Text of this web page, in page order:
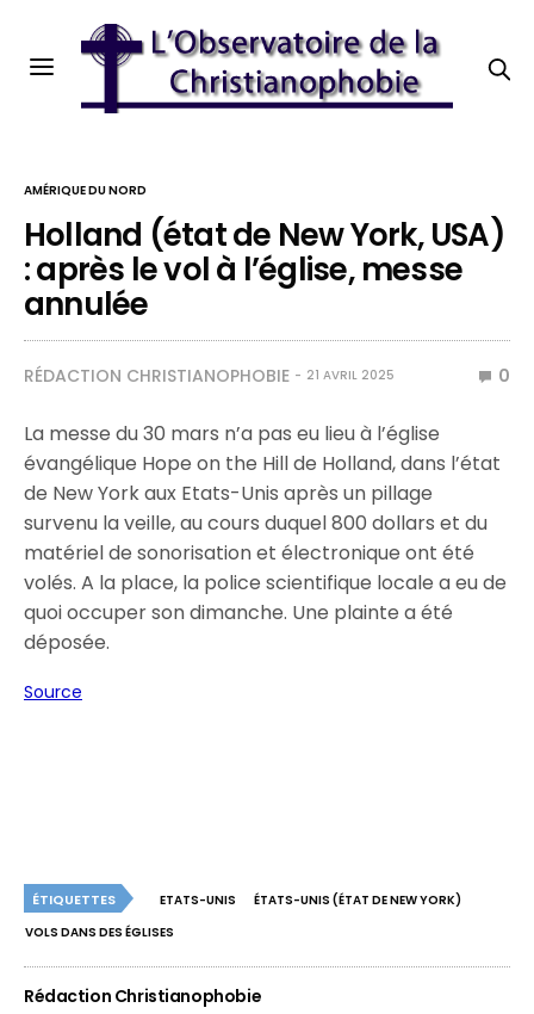
AMÉRIQUE DU NORD
Holland (état de New York, USA)
: après le vol à l’église, messe
annulée
RÉDACTION CHRISTIANOPHOBIE 21 AVRIL 2025 0
La messe du 30 mars n’a pas eu lieu à l’église
évangélique Hope on the Hill de Holland, dans l’état
de New York aux Etats-Unis après un pillage
survenu la veille, au cours duquel 800 dollars et du
matériel de sonorisation et électronique ont été
volés. A la place, la police scientifique locale a eu de
quoi occuper son dimanche. Une plainte a été
déposée.
Source
ÉTIQUETTES ETATS-UNIS
ÉTATS-UNIS (ÉTAT DE NEW YORK)
VOLS DANS DES ÉGLISES
Rédaction Christianophobie